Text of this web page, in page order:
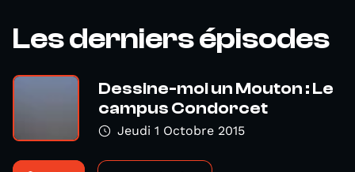
Les derniers épisodes
Dessine-moi un Mouton : Le
campus Condorcet
Jeudi 1 Octobre 2015